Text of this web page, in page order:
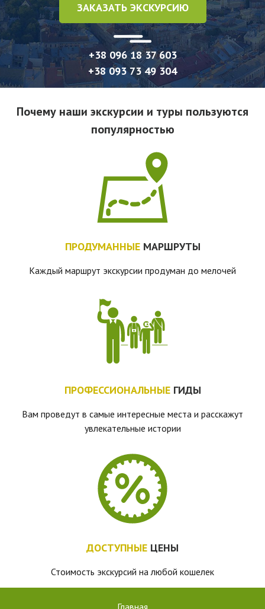
ЗАКАЗАТЬ ЭКСКУРСИЮ
+38 096 18 37 603
+38 093 73 49 304
Почему наши экскурсии и туры пользуются
популярностью
ПРОДУМАННЫЕМАРШРУТЫ
Каждый маршрут экскурсии продуман до мелочей
ПРОФЕССИОНАЛЬНЫЕГИДЫ
Вам проведут в самые интересные места и расскажут
увлекательные истории
ДОСТУПНЫЕ ЦЕНЫ
Стоимость экскурсий на любой кошелек
Главная